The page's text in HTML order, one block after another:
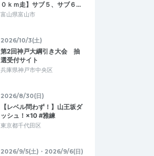
０ｋｍ走】サブ５、サブ６…
富山県富山市
2026/10/3(土)
第2回神戸大綱引き大会 抽
選受付サイト
兵庫県神戸市中央区
2026/8/30(日)
【レベル問わず！】山王坂ダ
ッシュ！×10 #雅練
東京都千代田区
2026/9/5(土)・2026/9/6(日)